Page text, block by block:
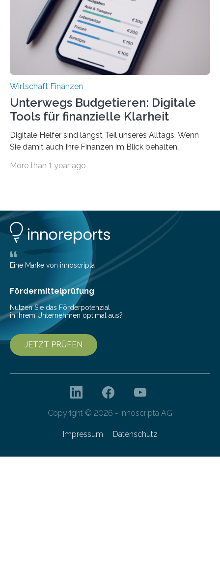
einmal die Hälfte aller Beschäftigten in der
Privatwirtschaft Urlaubsgeld. Zu diesem…
Wirtschaft Finanzen
Unterwegs Budgetieren: Digitale
Tools für finanzielle Klarheit
Digitale Helfer sind längst Teil unseres Alltags. Wenn
Sie damit auch Ihre Finanzen im Blick behalten
die genau das ermöglichen: Sie helfen Ihnen, Ausgaben
Lösungen interessieren. 1. Multibanking-Tools: Alle
Konten auf einen Blick Viele Banken bieten bereits in
ihrem Online-Banking eine Multibanking-Funktion an,
mit der sich Konten bei anderen Banken…
More than 1 year ago
Eine Marke von innoscripta
Fördermittelprüfung
Nutzen Sie das Förderpotenzial
in Ihrem Unternehmen optimal aus?
JETZT PRÜFEN
Copyright © 2026 - innoscripta AG
Impressum Datenschutz